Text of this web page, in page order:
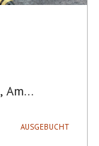
, Am
AUSGEBUCHT